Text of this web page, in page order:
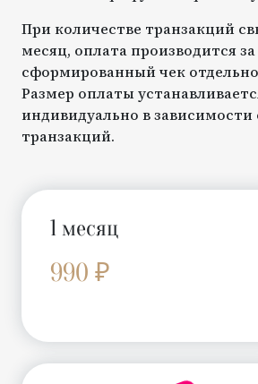
При количестве транзакций
месяц, оплата производится
сформированный чек
Размер оплаты
индивидуально в зависимости
транзакций.
1 месяц
990 ₽